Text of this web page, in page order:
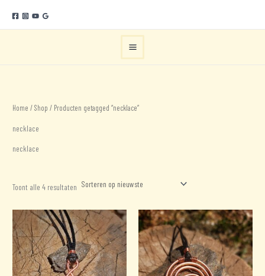
naar
de
Home /Shop / Producten getagged “necklace”
necklace
necklace
Toont alle 4 resultaten Gesorteerd